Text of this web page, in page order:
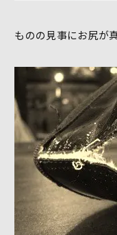
ものの見事にお尻が